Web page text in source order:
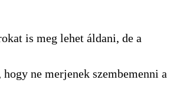
is meg lehet áldani, de a
ne merjenek szembemenni a